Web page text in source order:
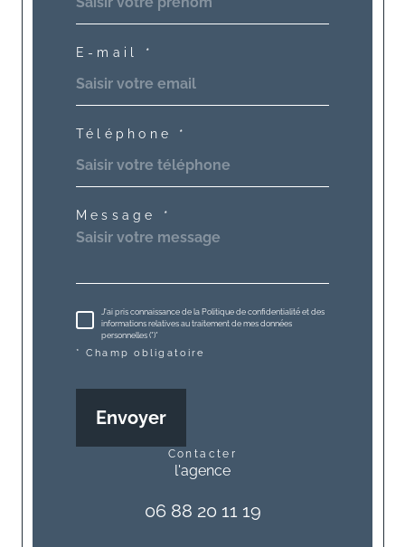
E-mail *
Téléphone *
Message *
J'ai pris connaissance de la Politique de confidentialité et des
informations relatives au traitement de mes données
personnelles (*)*
* Champ obligatoire
Envoyer
contacter
l'agence
06 88 20 11 19